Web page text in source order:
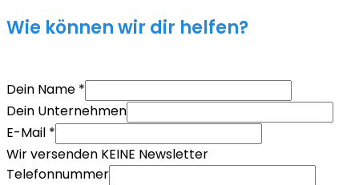
Wie können wir dir helfen?
Dein Name *
Dein Unternehmen
E-Mail *
Wir versenden KEINE Newsletter
Telefonnummer